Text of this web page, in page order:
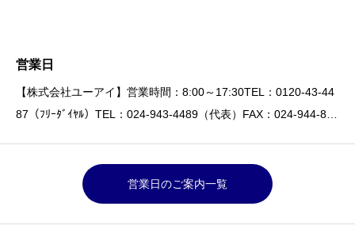
営業日
【株式会社ユーアイ】営業時間：8:00～17:30TEL：0120-43-44
87（ﾌﾘｰﾀﾞｲﾔﾙ）TEL：024-943-4489（代表）FAX：024-944-865
営業日のご案内一覧